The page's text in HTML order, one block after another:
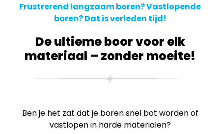
Frustrerend langzaam boren? Vastlopende
boren? Dat is verleden tijd!
De ultieme boor voor elk
materiaal – zonder moeite!
Ben je het zat dat je boren snel bot worden of
vastlopen in harde materialen?